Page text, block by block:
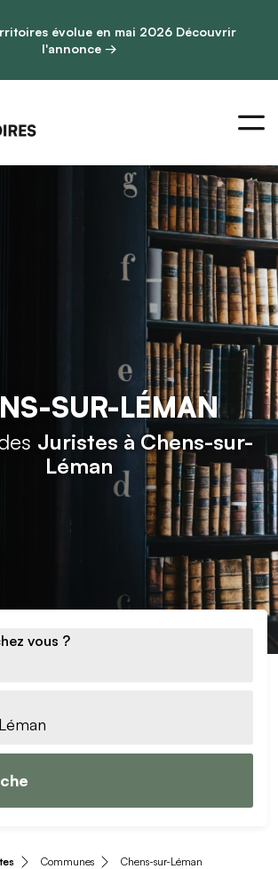
évolue en mai 2026 Découvrir
l'annonce →
SUR-LÉMAN
Juristes à Chens-sur-
Léman
vous ?
Communes Chens-sur-Léman